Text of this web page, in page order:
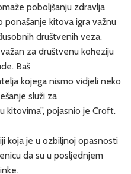
poboljšanju zdravlja
ponašanje kitova igra važnu
društvenih veza.
za društvenu koheziju
Baš
kojega nismo vidjeli neko
služi za
kitovima”, pojasnio je Croft.
koja je u ozbiljnoj opasnosti
da su u posljednjem